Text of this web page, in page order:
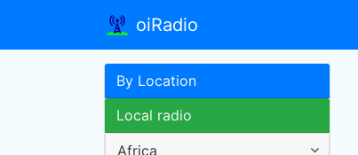
oiRadio
By Location
Local radio
Africa